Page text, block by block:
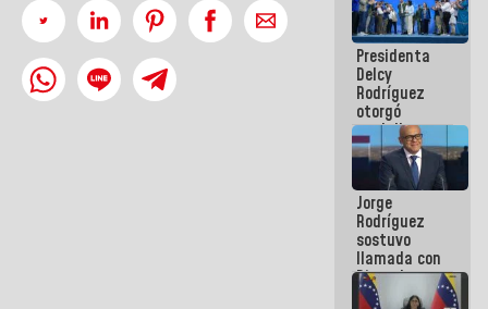
Eléctrico
para
abordar
planes de
acción
Presidenta
Delcy
Rodríguez
otorgó
medalla
"Héroe de
Venezuela"
a servidores
públicos
Jorge
Rodríguez
sostuvo
llamada con
Dinorah
Figuera y